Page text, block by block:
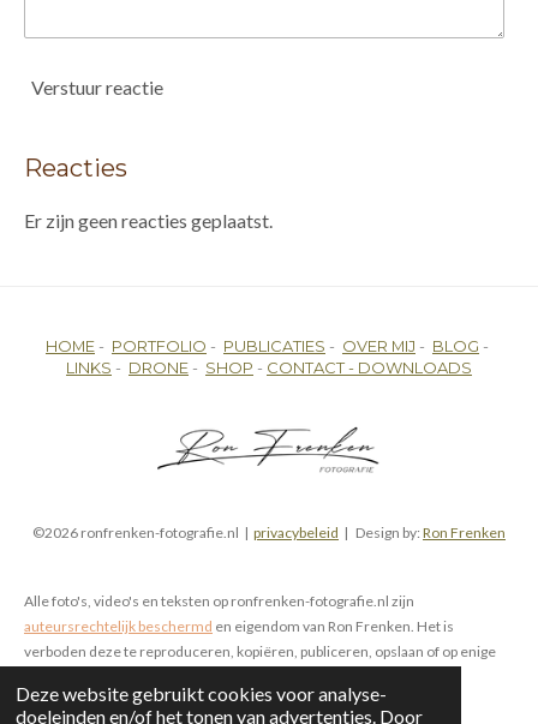
Deze website gebruikt cookies voor analyse-
doeleinden en/of het tonen van advertenties. Door
Verstuur reactie
Reacties
Er zijn geen reacties geplaatst.
HOME - PORTFOLIO - PUBLICATIES - OVER MIJ - BLOG -
LINKS - DRONE - SHOP - CONTACT - DOWNLOADS
©2026 ronfrenken-fotografie.nl | privacybeleid | Design by: Ron Frenken
Alle foto's, video's en teksten op ronfrenken-fotografie.nl zijn
auteursrechtelijk beschermd en eigendom van Ron Frenken. Het is
verboden deze te reproduceren, kopiëren, publiceren, opslaan of op enige
schriftelijke toestemming.